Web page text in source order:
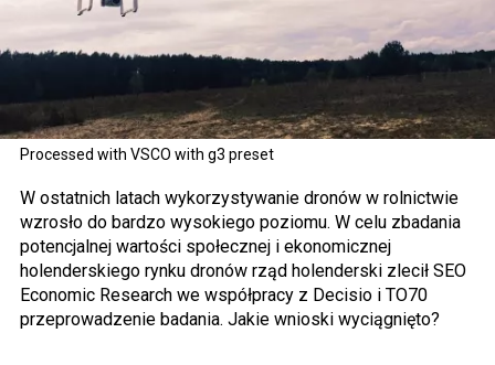
Processed with VSCO with g3 preset
W ostatnich latach wykorzystywanie dronów w rolnictwie
wzrosło do bardzo wysokiego poziomu. W celu zbadania
potencjalnej wartości społecznej i ekonomicznej
holenderskiego rynku dronów rząd holenderski zlecił SEO
Economic Research we współpracy z Decisio i TO70
przeprowadzenie badania. Jakie wnioski wyciągnięto?